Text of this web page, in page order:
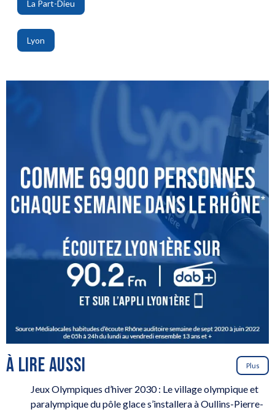
La Part-Dieu
,
Lyon
À LIRE AUSSI Plus
Jeux Olympiques d’hiver 2030 : Le village olympique et
paralympique du pôle glace s’installera à Oullins-Pierre-